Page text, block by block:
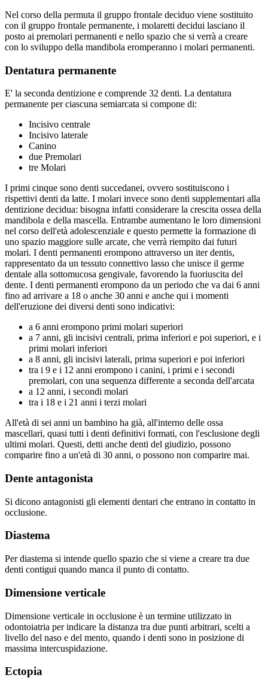
Nel corso della permuta il gruppo frontale deciduo viene sostituito
con il gruppo frontale permanente, i molaretti decidui lasciano il
posto ai premolari permanenti e nello spazio che si verrà a creare
con lo sviluppo della mandibola eromperanno i molari permanenti.
Dentatura permanente
E' la seconda dentizione e comprende 32 denti. La dentatura
permanente per ciascuna semiarcata si compone di:
Incisivo centrale
Incisivo laterale
Canino
due Premolari
tre Molari
I primi cinque sono denti succedanei, ovvero sostituiscono i
rispettivi denti da latte. I molari invece sono denti supplementari alla
dentizione decidua: bisogna infatti considerare la crescita ossea della
mandibola e della mascella. Entrambe aumentano le loro dimensioni
nel corso dell'età adolescenziale e questo permette la formazione di
uno spazio maggiore sulle arcate, che verrà riempito dai futuri
molari. I denti permanenti erompono attraverso un iter dentis,
rappresentato da un tessuto connettivo lasso che unisce il germe
dentale alla sottomucosa gengivale, favorendo la fuoriuscita del
dente. I denti permanenti erompono da un periodo che va dai 6 anni
fino ad arrivare a 18 o anche 30 anni e anche qui i momenti
dell'eruzione dei diversi denti sono indicativi:
a 6 anni erompono primi molari superiori
a 7 anni, gli incisivi centrali, prima inferiori e poi superiori, e i
primi molari inferiori
a 8 anni, gli incisivi laterali, prima superiori e poi inferiori
tra i 9 e i 12 anni erompono i canini, i primi e i secondi
premolari, con una sequenza differente a seconda dell'arcata
a 12 anni, i secondi molari
tra i 18 e i 21 anni i terzi molari
All'età di sei anni un bambino ha già, all'interno delle ossa
mascellari, quasi tutti i denti definitivi formati, con l'esclusione degli
ultimi molari. Questi, detti anche denti del giudizio, possono
comparire fino a un'età di 30 anni, o possono non comparire mai.
Dente antagonista
Si dicono antagonisti gli elementi dentari che entrano in contatto in
occlusione.
Diastema
Per diastema si intende quello spazio che si viene a creare tra due
denti contigui quando manca il punto di contatto.
Dimensione verticale
Dimensione verticale in occlusione è un termine utilizzato in
odontoiatria per indicare la distanza tra due punti arbitrari, scelti a
livello del naso e del mento, quando i denti sono in posizione di
massima intercuspidazione.
Ectopia